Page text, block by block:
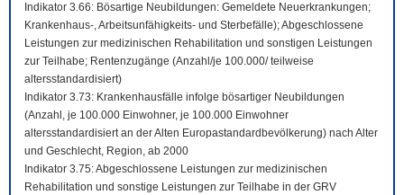
Indikator 3.66: Bösartige Neubildungen: Gemeldete Neuerkrankungen;
Krankenhaus-, Arbeitsunfähigkeits- und Sterbefälle); Abgeschlossene
Leistungen zur medizinischen Rehabilitation und sonstigen Leistungen
zur Teilhabe; Rentenzugänge (Anzahl/je 100.000/ teilweise
altersstandardisiert)
Indikator 3.73: Krankenhausfälle infolge bösartiger Neubildungen
(Anzahl, je 100.000 Einwohner, je 100.000 Einwohner
altersstandardisiert an der Alten Europastandardbevölkerung) nach Alter
und Geschlecht, Region, ab 2000
Indikator 3.75: Abgeschlossene Leistungen zur medizinischen
Rehabilitation und sonstige Leistungen zur Teilhabe in der GRV